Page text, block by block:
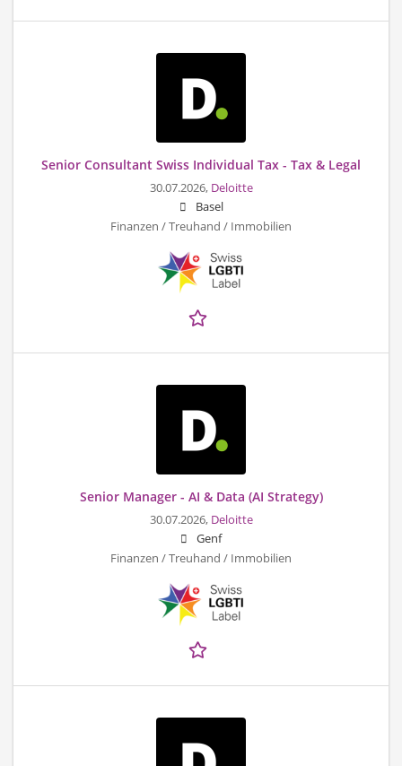
Senior Consultant Swiss Individual Tax - Tax & Legal
30.07.2026, Deloitte
Basel
Finanzen / Treuhand / Immobilien
Senior Manager - AI & Data (AI Strategy)
30.07.2026, Deloitte
Genf
Finanzen / Treuhand / Immobilien